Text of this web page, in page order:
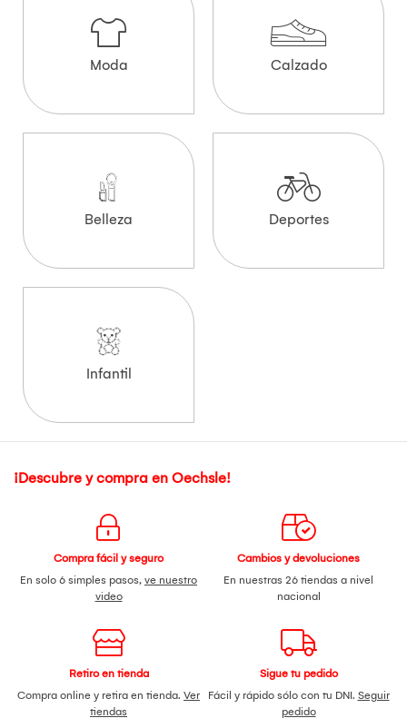
Moda Calzado
Belleza Deportes
Infantil
¡Descubre y compra en Oechsle!
Compra fácil y seguro
En solo 6 simples pasos, ve nuestro
video
Cambios y devoluciones
En nuestras 26 tiendas a nivel
nacional
Retiro en tienda
Compra online y retira en tienda. Ver
tiendas
Sigue tu pedido
Fácil y rápido sólo con tu DNI. Seguir
pedido